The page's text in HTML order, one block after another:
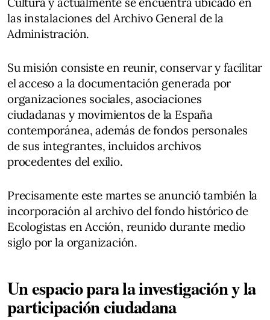
las instalaciones del Archivo General de la
Administración.
Su misión consiste en reunir, conservar y facilitar
el acceso a la documentación generada por
organizaciones sociales, asociaciones
ciudadanas y movimientos de la España
contemporánea, además de fondos personales
de sus integrantes, incluidos archivos
procedentes del exilio.
Precisamente este martes se anunció también la
incorporación al archivo del fondo histórico de
Ecologistas en Acción, reunido durante medio
siglo por la organización.
Un espacio para la investigación y la
participación ciudadana